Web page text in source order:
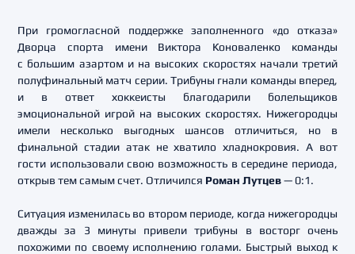
При громогласной поддержке заполненного «до отказа»
Дворца спорта имени Виктора Коноваленко команды
с большим азартом и на высоких скоростях начали третий
полуфинальный матч серии. Трибуны гнали команды вперед,
и в ответ хоккеисты благодарили болельщиков
эмоциональной игрой на высоких скоростях. Нижегородцы
имели несколько выгодных шансов отличиться, но в
финальной стадии атак не хватило хладнокровия. А вот
гости использовали свою возможность в середине периода,
открыв тем самым счет. Отличился Роман Лутцев— 0:1.
Ситуация изменилась во втором периоде, когда нижегородцы
дважды за 3 минуты привели трибуны в восторг очень
похожими по своему исполнению голами. Быстрый выход к